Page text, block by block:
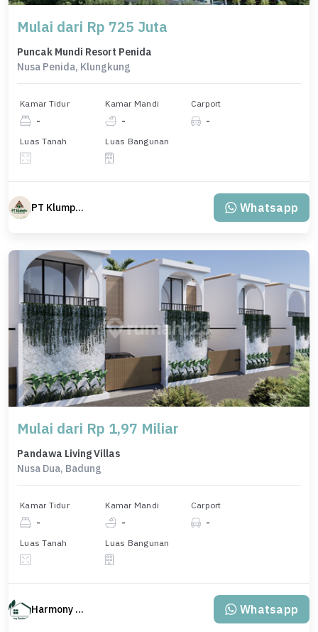
Mulai dari Rp 725 Juta
Puncak Mundi Resort Penida
Nusa Penida, Klungkung
Kamar Tidur
-
Kamar Mandi
-
Carport
-
Luas Tanah Luas Bangunan
PT Klumpu Kita Sejahtera Whatsapp
Mulai dari Rp 1,97 Miliar
Pandawa Living Villas
Nusa Dua, Badung
Kamar Tidur
-
Kamar Mandi
-
Carport
-
Luas Tanah Luas Bangunan
Harmony Property Whatsapp